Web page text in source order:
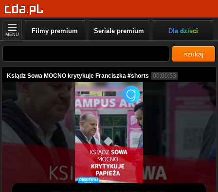
MENU Filmy premium Seriale premium Dla dzieci
szukaj
Ksiądz Sowa MOCNO krytykuje Franciszka #shorts 00:00:53